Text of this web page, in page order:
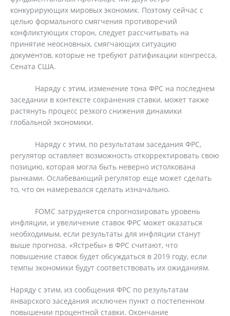
конкурирующих мировых экономик. Поэтому сейчас с
целью формального смягчения противоречий
конфликтующих сторон, следует рассчитывать на
принятие неосновных, смягчающих ситуацию
документов, которые не требуют ратификации конгресса,
Сената США.
Наряду с этим, изменение тона ФРС на последнем
заседании в контексте сохранения ставки, может также
растянуть процесс резкого снижения динамики
глобальной экономики.
Наряду с этим, по результатам заседания ФРС,
регулятор оставляет возможность откорректировать свою
позицию, которая могла быть неверно истолкована
рынками. Ослабевающий регулятор еще может сделать
то, что он намеревался сделать изначально.
FOMC затрудняется спрогнозировать уровень
инфляции, и увеличение ставок ФРС может оказаться
необходимым, если результаты для инфляции станут
выше прогноза. «Ястребы» в ФРС считают, что
повышение ставок будет обсуждаться в 2019 году, если
темпы экономики будут соответствовать их ожиданиям.
Наряду с этим, из сообщения ФРС по результатам
январского заседания исключен пункт о постепенном
повышении процентной ставки. Окончание